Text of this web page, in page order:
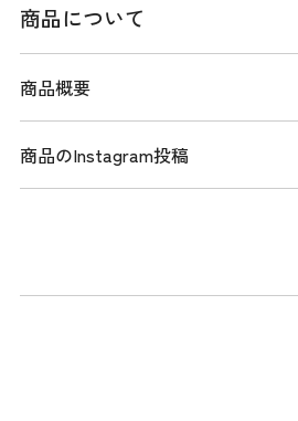
商品について
商品概要
商品説明
夏らしさを演出きでいるサッカース
商品のInstagram投稿